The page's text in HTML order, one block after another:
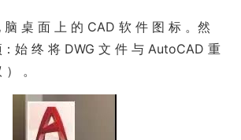
桌 面 上 的 CAD 软 件 图 标 。然
始 终 将 DWG 文 件 与 AutoCAD 重
。